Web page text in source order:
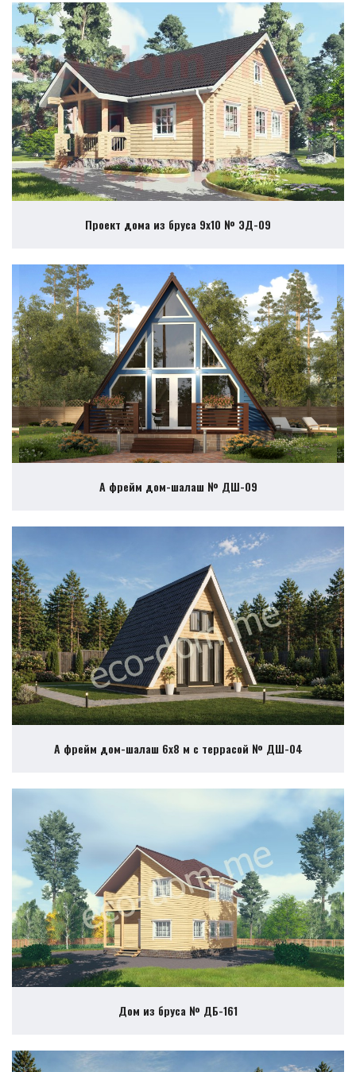
Проект дома из бруса 9х10 № ЭД-09
А фрейм дом-шалаш № ДШ-09
А фрейм дом-шалаш 6х8 м с террасой № ДШ-04
Дом из бруса № ДБ-161